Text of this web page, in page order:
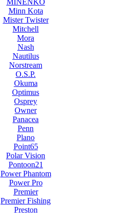
MINENKO
Minn Kota
Mister Twister
Mitchell
Mora
Nash
Nautilus
Norstream
O.S.P.
Okuma
Optimus
Osprey
Owner
Panacea
Penn
Plano
Point65
Polar Vision
Pontoon21
Power Phantom
Power Pro
Premier
Premier Fishing
Preston